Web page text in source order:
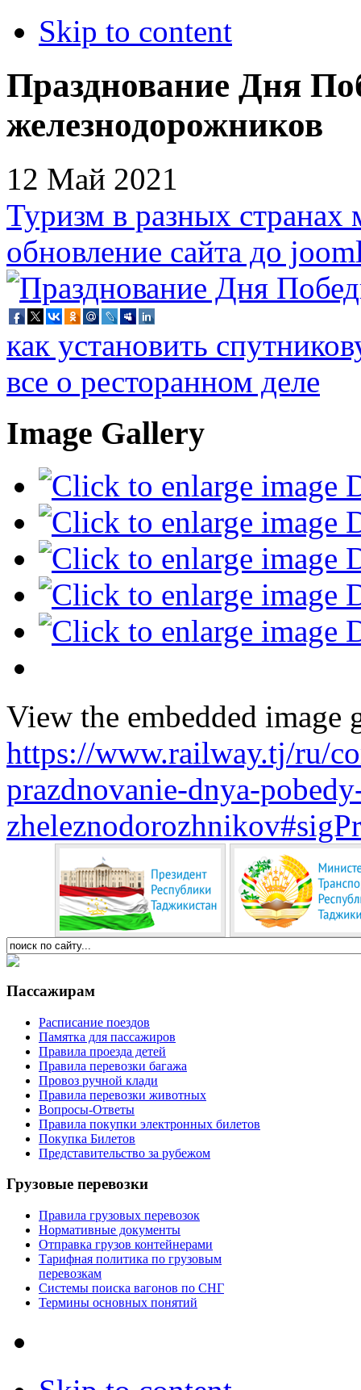
Skip to content
Празднование Дня
железнодорожников
12 Май 2021
Туризм в разных странах
обновление сайта до
как установить
все о ресторанном деле
Image Gallery
View the embedded image
https://www.railway.tj/ru/
prazdnovanie-dnya-
Пассажирам
Расписание поездов
Памятка для пассажиров
Правила проезда детей
Правила перевозки багажа
Провоз ручной клади
Правила перевозки животных
Вопросы-Ответы
Правила покупки электронных билетов
Покупка Билетов
Представительство за рубежом
Грузовые перевозки
Правила грузовых перевозок
Нормативные документы
Отправка грузов контейнерами
Тарифная политика по грузовым
перевозкам
Системы поиска вагонов по СНГ
Термины основных понятий